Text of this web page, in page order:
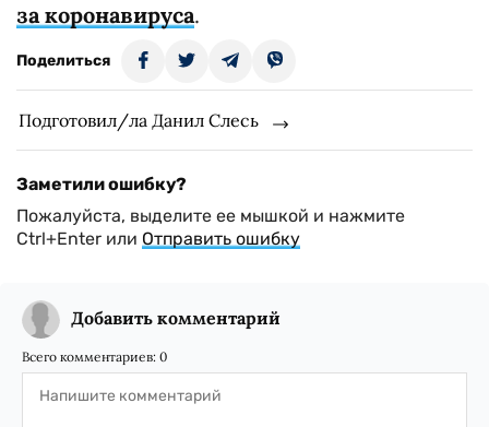
за коронавируса.
Поделиться
Подготовил/ла Данил Слесь
Заметили ошибку?
Пожалуйста, выделите ее мышкой и нажмите
Ctrl+Enter или Отправить ошибку
Добавить комментарий
Всего комментариев: 0